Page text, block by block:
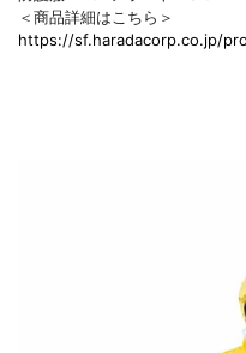
＜商品詳細はこちら＞
https://sf.haradacorp.co.jp/